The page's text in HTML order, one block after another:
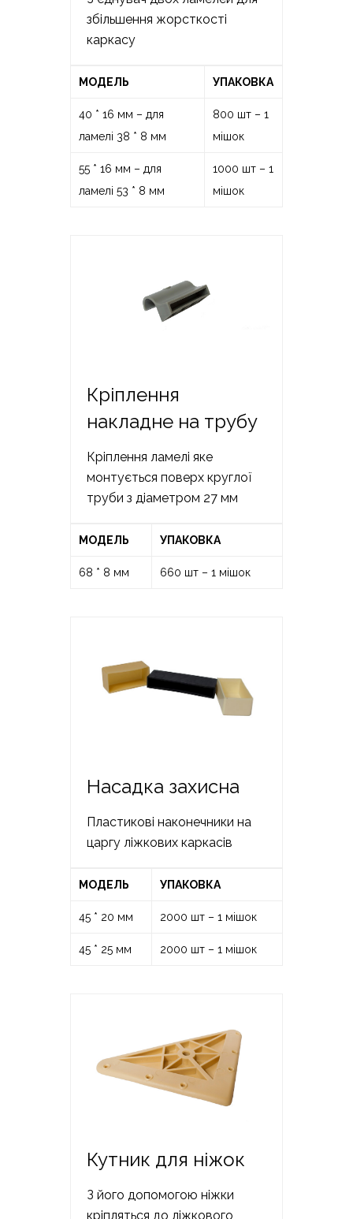
збільшення жорсткості
каркасу
МОДЕЛЬ УПАКОВКА
40 * 16 мм – для
ламелі 38 * 8 мм
800 шт – 1
мішок
55 * 16 мм – для
ламелі 53 * 8 мм
1000 шт – 1
мішок
Кріплення
накладне на трубу
Кріплення ламелі яке
монтується поверх круглої
труби з діаметром 27 мм
МОДЕЛЬ УПАКОВКА
68 * 8 мм 660 шт – 1 мішок
Насадка захисна
Пластикові наконечники на
царгу ліжкових каркасів
МОДЕЛЬ УПАКОВКА
45 * 20 мм 2000 шт – 1 мішок
45 * 25 мм 2000 шт – 1 мішок
Кутник для ніжок
З його допомогою ніжки
кріпляться до ліжкового